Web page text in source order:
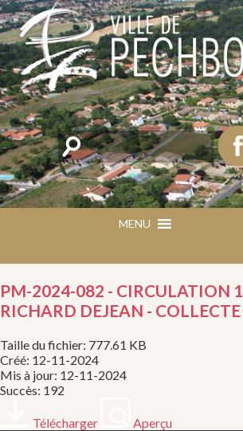
Rechercher
PM-2024-082 - CIRCULATION
RICHARD DEJEAN - COLLECTE
Taille du fichier: 777.61 KB
Créé: 12-11-2024
Mis à jour: 12-11-2024
Succès: 192
Télécharger Aperçu